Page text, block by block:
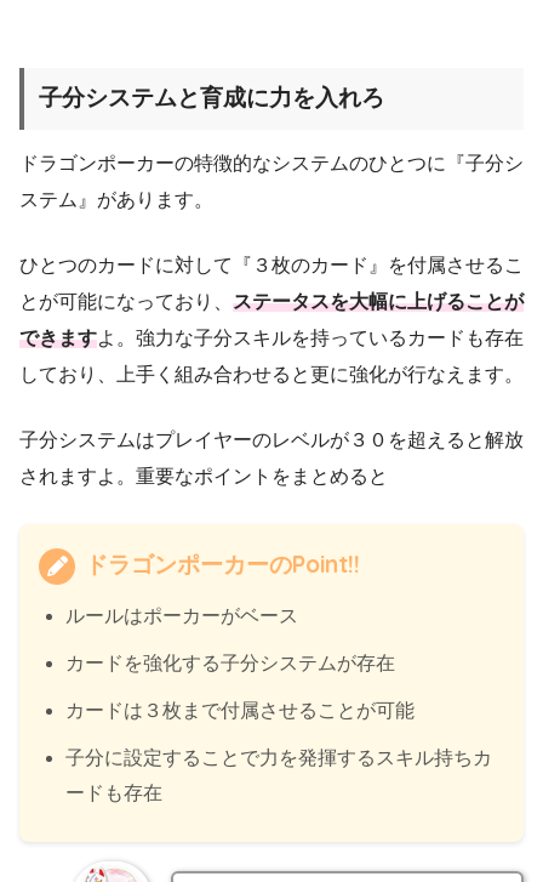
子分システムと育成に力を入れろ
ドラゴンポーカーの特徴的なシステムのひとつに『子分シ
ステム』があります。
ひとつのカードに対して『３枚のカード』を付属させるこ
とが可能になっており、 ステータスを大幅に上げることが
できますよ。強力な子分スキルを持っているカードも存在
しており、上手く組み合わせると更に強化が行なえます。
子分システムはプレイヤーのレベルが３０を超えると解放
されますよ。重要なポイントをまとめると
ドラゴンポーカーのPoint!!
ルールはポーカーがベース
カードを強化する子分システムが存在
カードは３枚まで付属させることが可能
子分に設定することで力を発揮するスキル持ちカ
ードも存在